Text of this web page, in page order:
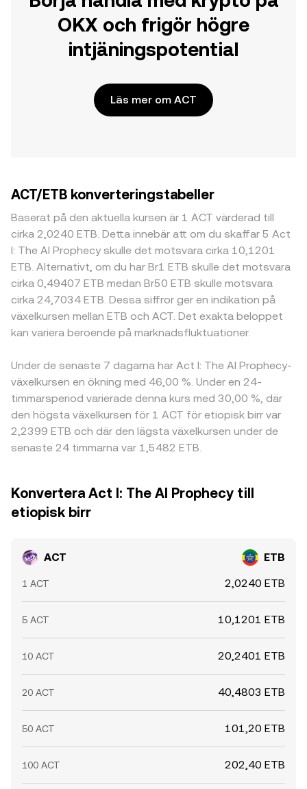
OKX och frigör högre
intjäningspotential
Läs mer om ACT
ACT/ETB konverteringstabeller
Baserat på den aktuella kursen är 1 ACT värderad till
cirka 2,0240 ETB. Detta innebär att om du skaffar 5 Act
I: The AI Prophecy skulle det motsvara cirka 10,1201
ETB. Alternativt, om du har Br1 ETB skulle det motsvara
cirka 0,49407 ETB medan Br50 ETB skulle motsvara
cirka 24,7034 ETB. Dessa siffror ger en indikation på
växelkursen mellan ETB och ACT. Det exakta beloppet
kan variera beroende på marknadsfluktuationer.
Under de senaste 7 dagarna har Act I: The AI Prophecy-
växelkursen en ökning med 46,00 %. Under en 24-
timmarsperiod varierade denna kurs med 30,00 %, där
den högsta växelkursen för 1 ACT för etiopisk birr var
2,2399 ETB och där den lägsta växelkursen under de
senaste 24 timmarna var 1,5482 ETB.
Konvertera Act I: The AI Prophecy till
etiopisk birr
ACT ETB
1 ACT 2,0240 ETB
5 ACT 10,1201 ETB
10 ACT 20,2401 ETB
20 ACT 40,4803 ETB
50 ACT 101,20 ETB
100 ACT 202,40 ETB